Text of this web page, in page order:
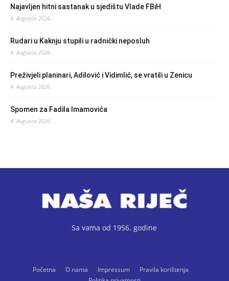
Najavljen hitni sastanak u sjedištu Vlade FBiH
4. Augusta 2026.
Rudari u Kaknju stupili u radnički neposluh
4. Augusta 2026.
Preživjeli planinari, Adilović i Vidimlić, se vratili u Zenicu
4. Augusta 2026.
Spomen za Fadila Imamovića
4. Augusta 2026.
Sa vama od 1956. godine
Početna O nama Impressum
Pravila korištenja